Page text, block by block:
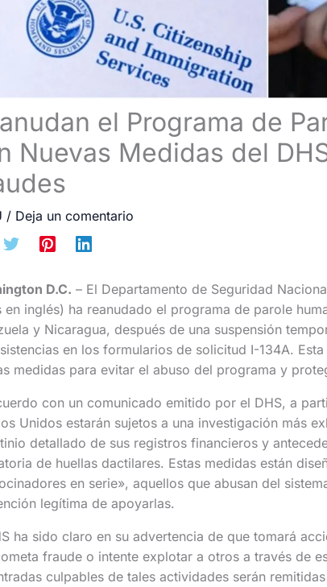
el Programa de
Nuevas Medidas del
/ Deja un comentario
D.C. – El Departamento de Seguridad
en inglés) ha reanudado el programa de parole
y Nicaragua, después de una suspensión
en los formularios de solicitud I-134A.
medidas para evitar el abuso del programa y
con un comunicado emitido por el DHS, a
Unidos estarán sujetos a una investigación más
detallado de sus registros financieros y
de huellas dactilares. Estas medidas están
en serie», aquellos que abusan del
legítima de apoyarlas.
ha sido claro en su advertencia de que tomará
fraude o intente explotar a otros a través de
culpables de tales actividades serán